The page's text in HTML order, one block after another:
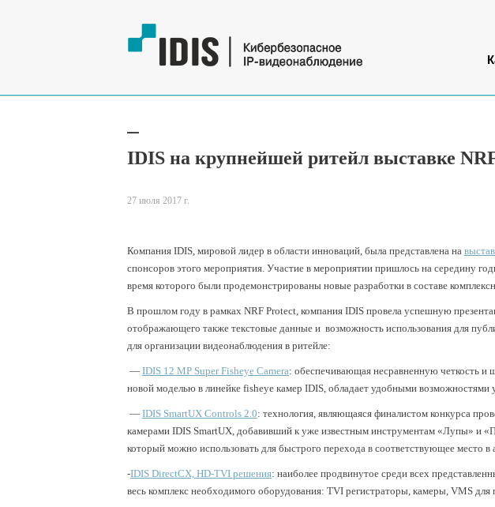
IDIS на крупнейшей ритейл выставке
27 июля 2017 г.
Компания IDIS, мировой лидер в области инноваций, была представлена на
спонсоров этого мероприятия. Участие в мероприятии пришлось на середину
время которого были продемонстрированы новые разработки в составе
В прошлом году в рамках NRF Protect, компания IDIS провела успешную
отображающего также текстовые данные и возможность использования для
для организации видеонаблюдения в ритейле:
— IDIS 12 MP Super Fisheye Camera: обеспечивающая несравненную четкость
новой моделью в линейке fisheye камер IDIS, обладает удобными возможностями
— IDIS SmartUX Controls 2.0: технология, являющаяся финалистом конкурса
камерами IDIS SmartUX, добавивший к уже известным инструментам «Лупы» и
который можно использовать для быстрого перехода в соответствующее место в
-IDIS DirectCX, HD-TVI решения: наиболее продвинутое среди всех
весь комплекс необходимого оборудования: TVI регистраторы, камеры, VMS